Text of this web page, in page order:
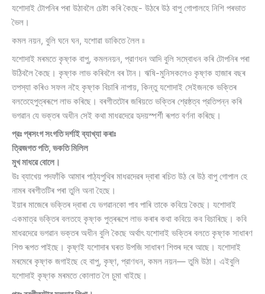
যশােদাই টোপনিৰ পৰা উঠাবলৈ চেষ্টা কৰি কৈছে- উঠৰে উঠ বাপু গােপালহে নিশি পৰভাত
ভৈল।
কমল নয়ন, বুলি ঘনে ঘন, যশােৱা ডাকিতে লৈল ৷৷
যশােদাই মৰমতে কৃষ্ণক বাপু, কমলনয়ন, প্রাণধন আদি বুলি সম্বােধন কৰি টোপনিৰ পৰা
উঠিবলৈ কৈছে। কৃষ্ণক লাভ কৰিবলৈ বৰ টান। ঋষি-মুনিসকলেও কৃষ্ণক হাজাৰ বছৰ
তপস্যা কৰিও সফল নহৈ কৃষ্ণক বিচাৰি নাপায়, কিন্তু যশােদাই সেইজনকে ভক্তিৰ
বলতেহেপুত্ৰৰূপে লাভ কৰিছে। বৰগীতটোৰ জৰিয়তে ভক্তিৰ শ্রেষ্ঠত্ব প্রতিপন্ন কৰি
ভগৱান যে ভক্তৰ অধীন সেই কথা মাধৱদেৱে হৃদয়স্পর্শী ৰূপত বর্ণনা কৰিছে।
প্রঃ প্ৰসংগ সংগতি দর্শাই ব্যাখ্যা কৰাঃ
ত্রিজগত পতি, ভকতি মিলিল
মুখ মাধৱে বােলে।
উঃ ব্যাখেয় পদফাঁকি আমাৰ পাঠ্যপুথিৰ মাধৱদেৱৰ দ্বাৰা ৰচিত উঠ ৰে উঠ বাপু গােপাল হে
নামৰ বৰগীতটিৰ পৰা তুলি অনা হৈছে।
ইয়াৰ মাজেৰে ভক্তিৰ দ্বাৰা যে ভগৱানকো পাব পাৰি তাকে কবিয়ে কৈছে। যশােদাই
একমাত্র ভক্তিৰ বলতহে কৃষ্ণক পুত্ৰৰূপে লাভ কৰাৰ কথা কবিয়ে কব বিচাৰিছে। কবি
মাধৱদেৱে ভগৱান ভক্তৰ অধীন বুলি কৈছে অর্থাৎ যশােদাই ভক্তিৰ বলতে কৃষ্ণক সাধাৰণ
শিশু ৰূপত পাইছে। কৃষ্ণই যশােদাৰ ঘৰত উপজি সাধাৰণ শিশুৰ দৰে আছে। যশােদাই
মৰমেৰে কৃষ্ণক জগাইছে হে বাপু, কৃষ্ণ, প্রাণধন, কমল নয়ন— তুমি উঠা। এইবুলি
যশােদাই কৃষ্ণক মৰমতে কোলাত লৈ চুমা খাইছে।